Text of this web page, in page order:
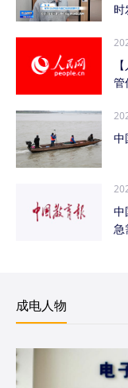
时
管
中
中
急
成电人物